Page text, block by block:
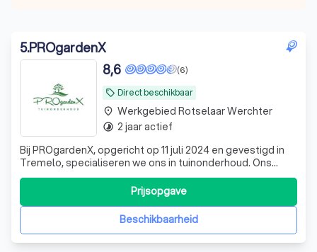
5.PROgardenX
local_offer Direct beschikbaar
(6)
8,6
Bij PROgardenX, opgericht op 11 juli 2024 en gevestigd in
Tremelo, specialiseren we ons in tuinonderhoud. Ons
team zet zich in om elke tuin in zijn beste staat te brengen
en te onderhouden. Vraag vandaag nog een gratis offerte
aan om uw tuin de zorg te geven die het verdient.
Beschikbaarheid
Prijsopgave
place Werkgebied Rotselaar Werchter
timelapse 2 jaar actief